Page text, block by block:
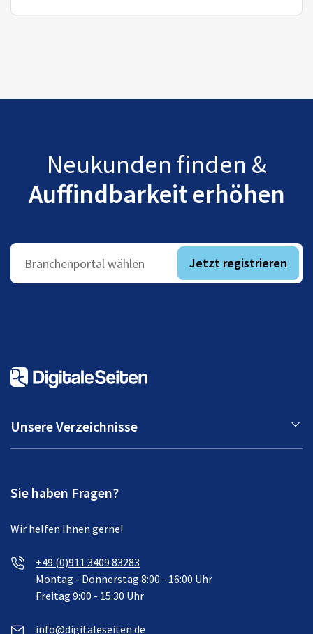
Neukunden finden &
Auffindbarkeit erhöhen
Branchenportal wählen Jetzt registrieren
Unsere Verzeichnisse
Sie haben Fragen?
Wir helfen Ihnen gerne!
+49 (0)911 3409 83283
Montag - Donnerstag 8:00 - 16:00 Uhr
Freitag 9:00 - 15:30 Uhr
info@digitaleseiten.de